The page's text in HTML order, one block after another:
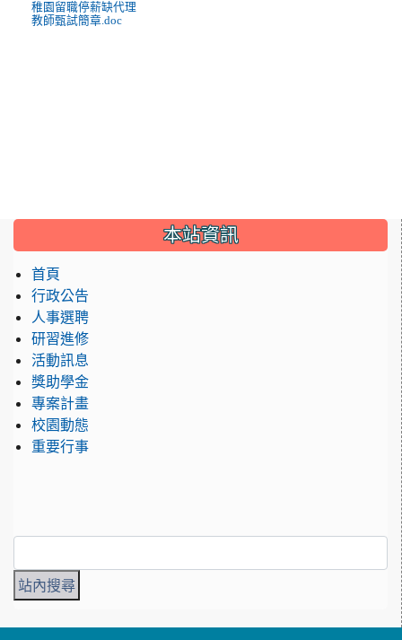
稚園留職停薪缺代理
教師甄試簡章.doc
::: 本站資訊
首頁
行政公告
人事選聘
研習進修
活動訊息
獎助學金
專案計畫
校園動態
重要行事